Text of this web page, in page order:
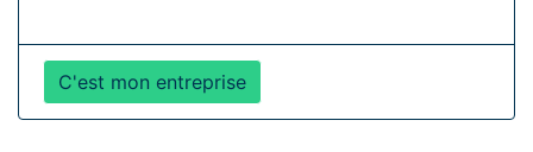
C'est mon entreprise